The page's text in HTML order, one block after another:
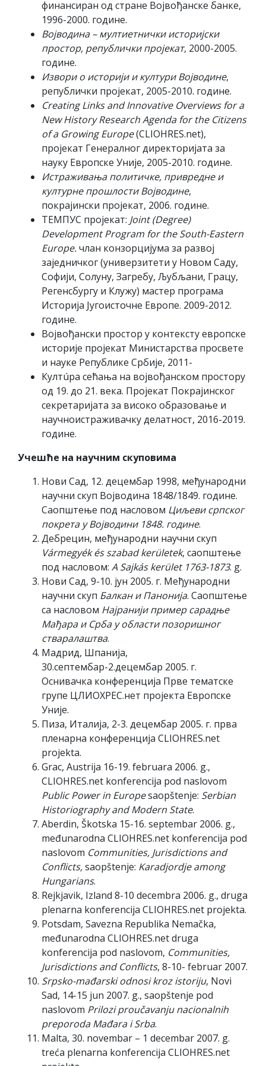
финансиран од стране Војвођанске банке,
1996-2000. године.
Војводина – мултиетнички историјски
простор, републички пројекат, 2000-2005.
године.
Извори о историји и култури Војводине,
републички пројекат, 2005-2010. године.
Creating Links and Innovative Overviews for a
New History Research Agenda for the Citizens
of a Growing Europe(CLIOHRES.net),
пројекат Генералног директоријата за
науку Европске Уније, 2005-2010. године.
Истраживања политичке, привредне и
културне прошлости Војводине,
покрајински пројекат, 2006. године.
ТЕМПУС пројекат: Joint (Degree)
Development Program for the South-Eastern
Europe.члан конзорцијума за развој
заједничког (универзитети у Новом Саду,
Софији, Солуну, Загребу, Љубљани, Грацу,
Регенсбургу и Клужу) мастер програма
Историја Југоисточне Европе. 2009-2012.
године.
Војвођански простор у контексту европске
историје пројекат Министарства просвете
и науке Републике Србије, 2011-
Култúра сећања на војвођанском простору
од 19. до 21. века. Пројекат Покрајинског
секретаријата за високо образовање и
научноистраживачку делатност, 2016-2019.
године.
Учешће на научним скуповима
Нови Сад, 12. децембар 1998, међународни
научни скуп Војводина 1848/1849. године.
Саопштење под насловом Циљеви српског
покрета у Војводини 1848. године.
Дебрецин, међународни научни скуп
Vármegyék és szabad kerületek, саопштење
под насловом: A Sajkás kerület 1763-1873. g.
Нови Сад, 9-10. јун 2005. г. Међународни
научни скуп Балкан и Панонија. Саопштење
са насловом Најранији пример сарадње
Мађара и Срба у области позоришног
стваралаштва.
Мадрид, Шпанија,
30.септембар-2.децембар 2005. г.
Оснивачка конференција Прве тематске
групе ЦЛИОХРЕС.нет пројекта Европске
Уније.
Пиза, Италија, 2-3. децембар 2005. г. прва
пленарна конференција CLIOHRES.net
projekta.
Grac, Austrija 16-19. februara 2006. g.,
CLIOHRES.net konferencija pod naslovom
Public Power in Europesaopštenje: Serbian
Historiography and Modern State.
Aberdin, Škotska 15-16. septembar 2006. g.,
međunarodna CLIOHRES.net konferencija pod
naslovom Communities, Jurisdictions and
Conflicts,saopštenje: Karadjordje among
Hungarians.
Rejkjavik, Izland 8-10 decembra 2006. g., druga
plenarna konferencija CLIOHRES.net projekta.
Potsdam, Savezna Republika Nemačka,
međunarodna CLIOHRES.net druga
konferencija pod naslovom, Communities,
Jurisdictions and Conflicts, 8-10- februar 2007.
Srpsko-mađarski odnosi kroz istoriju, Novi
Sad, 14-15 jun 2007. g., saopštenje pod
naslovom Prilozi proučavanju nacionalnih
preporoda Mađara i Srba.
Malta, 30. novembar – 1 decembar 2007. g.
treća plenarna konferencija CLIOHRES.net